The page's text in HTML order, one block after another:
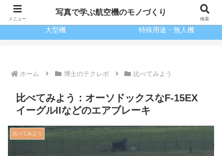
博士のテクレポ 小型機
大型機 特殊用途・無人機
ホーム 博士のテクレポ 比べてみよう
比べてみよう：オーソドックスなF-15EX
イーグルIIなどのエアブレーキ
比べてみよう
メニュー
写真で学ぶ航空機のモノづくり
検索